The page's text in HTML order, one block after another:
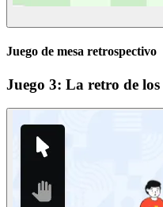
Juego de mesa retrospectivo
Juego 3: La retro de